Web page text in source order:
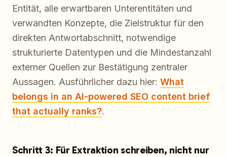
Entität, alle erwartbaren Unterentitäten und
verwandten Konzepte, die Zielstruktur für den
direkten Antwortabschnitt, notwendige
strukturierte Datentypen und die Mindestanzahl
externer Quellen zur Bestätigung zentraler
Aussagen. Ausführlicher dazu hier: What
belongs in an AI-powered SEO content brief
that actually ranks?.
Schritt 3: Für Extraktion schreiben, nicht nur